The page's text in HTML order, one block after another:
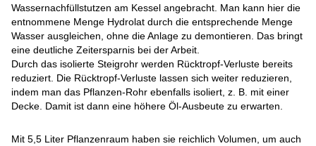
Wassernachfüllstutzen am Kessel angebracht. Man kann hier die
entnommene Menge Hydrolat durch die entsprechende Menge
Wasser ausgleichen, ohne die Anlage zu demontieren. Das bringt
eine deutliche Zeitersparnis bei der Arbeit.
Durch das isolierte Steigrohr werden Rücktropf-Verluste bereits
reduziert. Die Rücktropf-Verluste lassen sich weiter reduzieren,
indem man das Pflanzen-Rohr ebenfalls isoliert, z. B. mit einer
Decke. Damit ist dann eine höhere Öl-Ausbeute zu erwarten.
Mit 5,5 Liter Pflanzenraum haben sie reichlich Volumen, um auch